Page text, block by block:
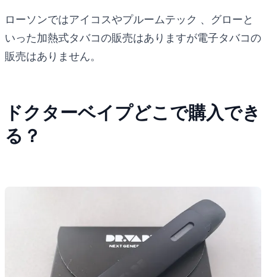
ローソンではアイコスやプルームテック 、グローと
いった加熱式タバコの販売はありますが電子タバコの
販売はありません。
ドクターベイプどこで購入でき
る？